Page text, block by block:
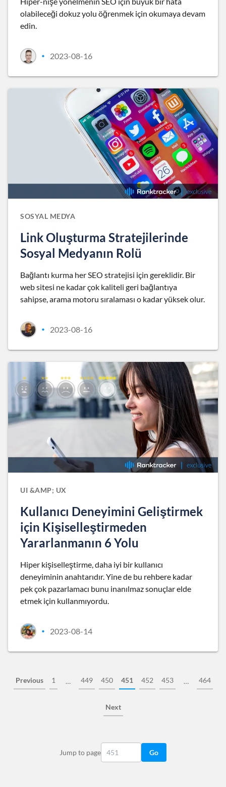
olabileceği dokuz yolu öğrenmek için okumaya devam
edin.
• 2023-08-16
SOSYAL MEDYA
Link Oluşturma Stratejilerinde
Sosyal Medyanın Rolü
Bağlantı kurma her SEO stratejisi için gereklidir. Bir
web sitesi ne kadar çok kaliteli geri bağlantıya
sahipse, arama motoru sıralaması o kadar yüksek olur.
• 2023-08-16
UI &AMP; UX
Kullanıcı Deneyimini Geliştirmek
için Kişiselleştirmeden
Yararlanmanın 6 Yolu
Hiper kişiselleştirme, daha iyi bir kullanıcı
deneyiminin anahtarıdır. Yine de bu rehbere kadar
pek çok pazarlamacı bunu inanılmaz sonuçlar elde
etmek için kullanmıyordu.
• 2023-08-14
Previous 1 … 449 450 451 452 453 … 464
Next
Jump to page Go